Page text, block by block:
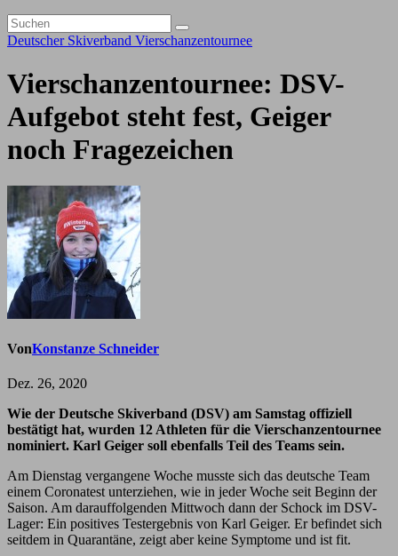
Deutscher Skiverband Vierschanzentournee
Vierschanzentournee: DSV-
Aufgebot steht fest, Geiger
noch Fragezeichen
VonKonstanze Schneider
Dez. 26, 2020
Wie der Deutsche Skiverband (DSV) am Samstag offiziell
bestätigt hat, wurden 12 Athleten für die Vierschanzentournee
nominiert. Karl Geiger soll ebenfalls Teil des Teams sein.
Am Dienstag vergangene Woche musste sich das deutsche Team
einem Coronatest unterziehen, wie in jeder Woche seit Beginn der
Saison. Am darauffolgenden Mittwoch dann der Schock im DSV-
Lager: Ein positives Testergebnis von Karl Geiger. Er befindet sich
seitdem in Quarantäne, zeigt aber keine Symptome und ist fit.